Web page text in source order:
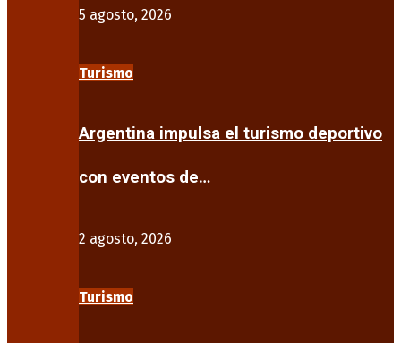
5 agosto, 2026
Turismo
Argentina impulsa el turismo deportivo
con eventos de…
2 agosto, 2026
Turismo